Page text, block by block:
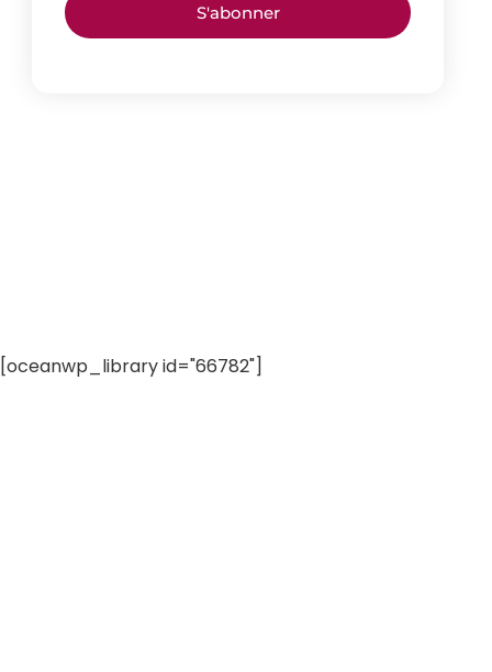
S'abonner
[oceanwp_library id="66782"]